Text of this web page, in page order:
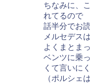
ちなみに、
れてるので
話半分でお
メルセデス
よくまとま
ベンツに乗
くて言いに
（ポルシェ